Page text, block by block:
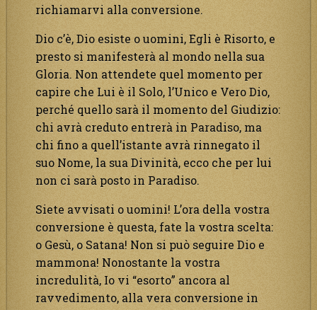
richiamarvi alla conversione.
Dio c’è, Dio esiste o uomini, Egli è Risorto, e
presto si manifesterà al mondo nella sua
Gloria. Non attendete quel momento per
capire che Lui è il Solo, l’Unico e Vero Dio,
perché quello sarà il momento del Giudizio:
chi avrà creduto entrerà in Paradiso, ma
chi fino a quell’istante avrà rinnegato il
suo Nome, la sua Divinità, ecco che per lui
non ci sarà posto in Paradiso.
Siete avvisati o uomini! L’ora della vostra
conversione è questa, fate la vostra scelta:
o Gesù, o Satana! Non si può seguire Dio e
mammona! Nonostante la vostra
incredulità, Io vi “esorto” ancora al
ravvedimento, alla vera conversione in